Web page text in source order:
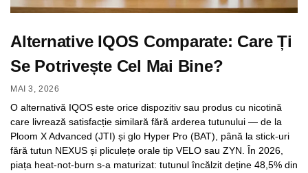
Alternative IQOS Comparate: Care Ți
Se Potrivește Cel Mai Bine?
MAI 3, 2026
O alternativă IQOS este orice dispozitiv sau produs cu nicotină
care livrează satisfacție similară fără arderea tutunului — de la
Ploom X Advanced (JTI) și glo Hyper Pro (BAT), până la stick-uri
fără tutun NEXUS și pliculețe orale tip VELO sau ZYN. În 2026,
piața heat-not-burn s-a maturizat: tutunul încălzit deține 48,5% din